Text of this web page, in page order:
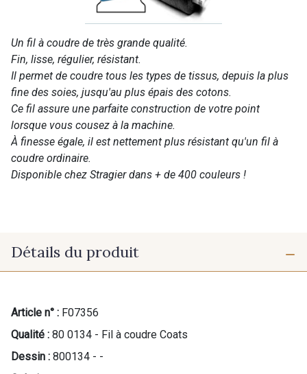
Un fil à coudre de très grande qualité.
Fin, lisse, régulier, résistant.
Il permet de coudre tous les types de tissus, depuis la plus
fine des soies, jusqu'au plus épais des cotons.
Ce fil assure une parfaite construction de votre point
lorsque vous cousez à la machine.
À finesse égale, il est nettement plus résistant qu'un fil à
coudre ordinaire.
Disponible chez Stragier dans + de 400 couleurs !
Détails du produit
Article n° : F07356
Qualité : 80 0134 - Fil à coudre Coats
Dessin : 800134 - -